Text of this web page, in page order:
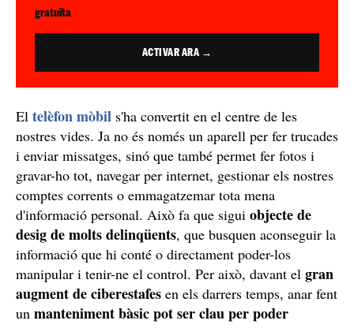
gratuïta
ACTIVAR ARA →
El telèfon mòbil s'ha convertit en el centre de les
nostres vides. Ja no és només un aparell per fer trucades
i enviar missatges, sinó que també permet fer fotos i
gravar-ho tot, navegar per internet, gestionar els nostres
comptes corrents o emmagatzemar tota mena
d'informació personal. Això fa que sigui objecte de
desig de molts delinqüents, que busquen aconseguir la
informació que hi conté o directament poder-los
manipular i tenir-ne el control. Per això, davant el gran
augment de ciberestafes en els darrers temps, anar fent
un manteniment bàsic pot ser clau per poder